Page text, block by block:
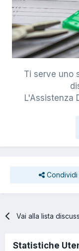
Ti serve uno
L'Assistenza
Condividi
Vai alla lista
Statistiche